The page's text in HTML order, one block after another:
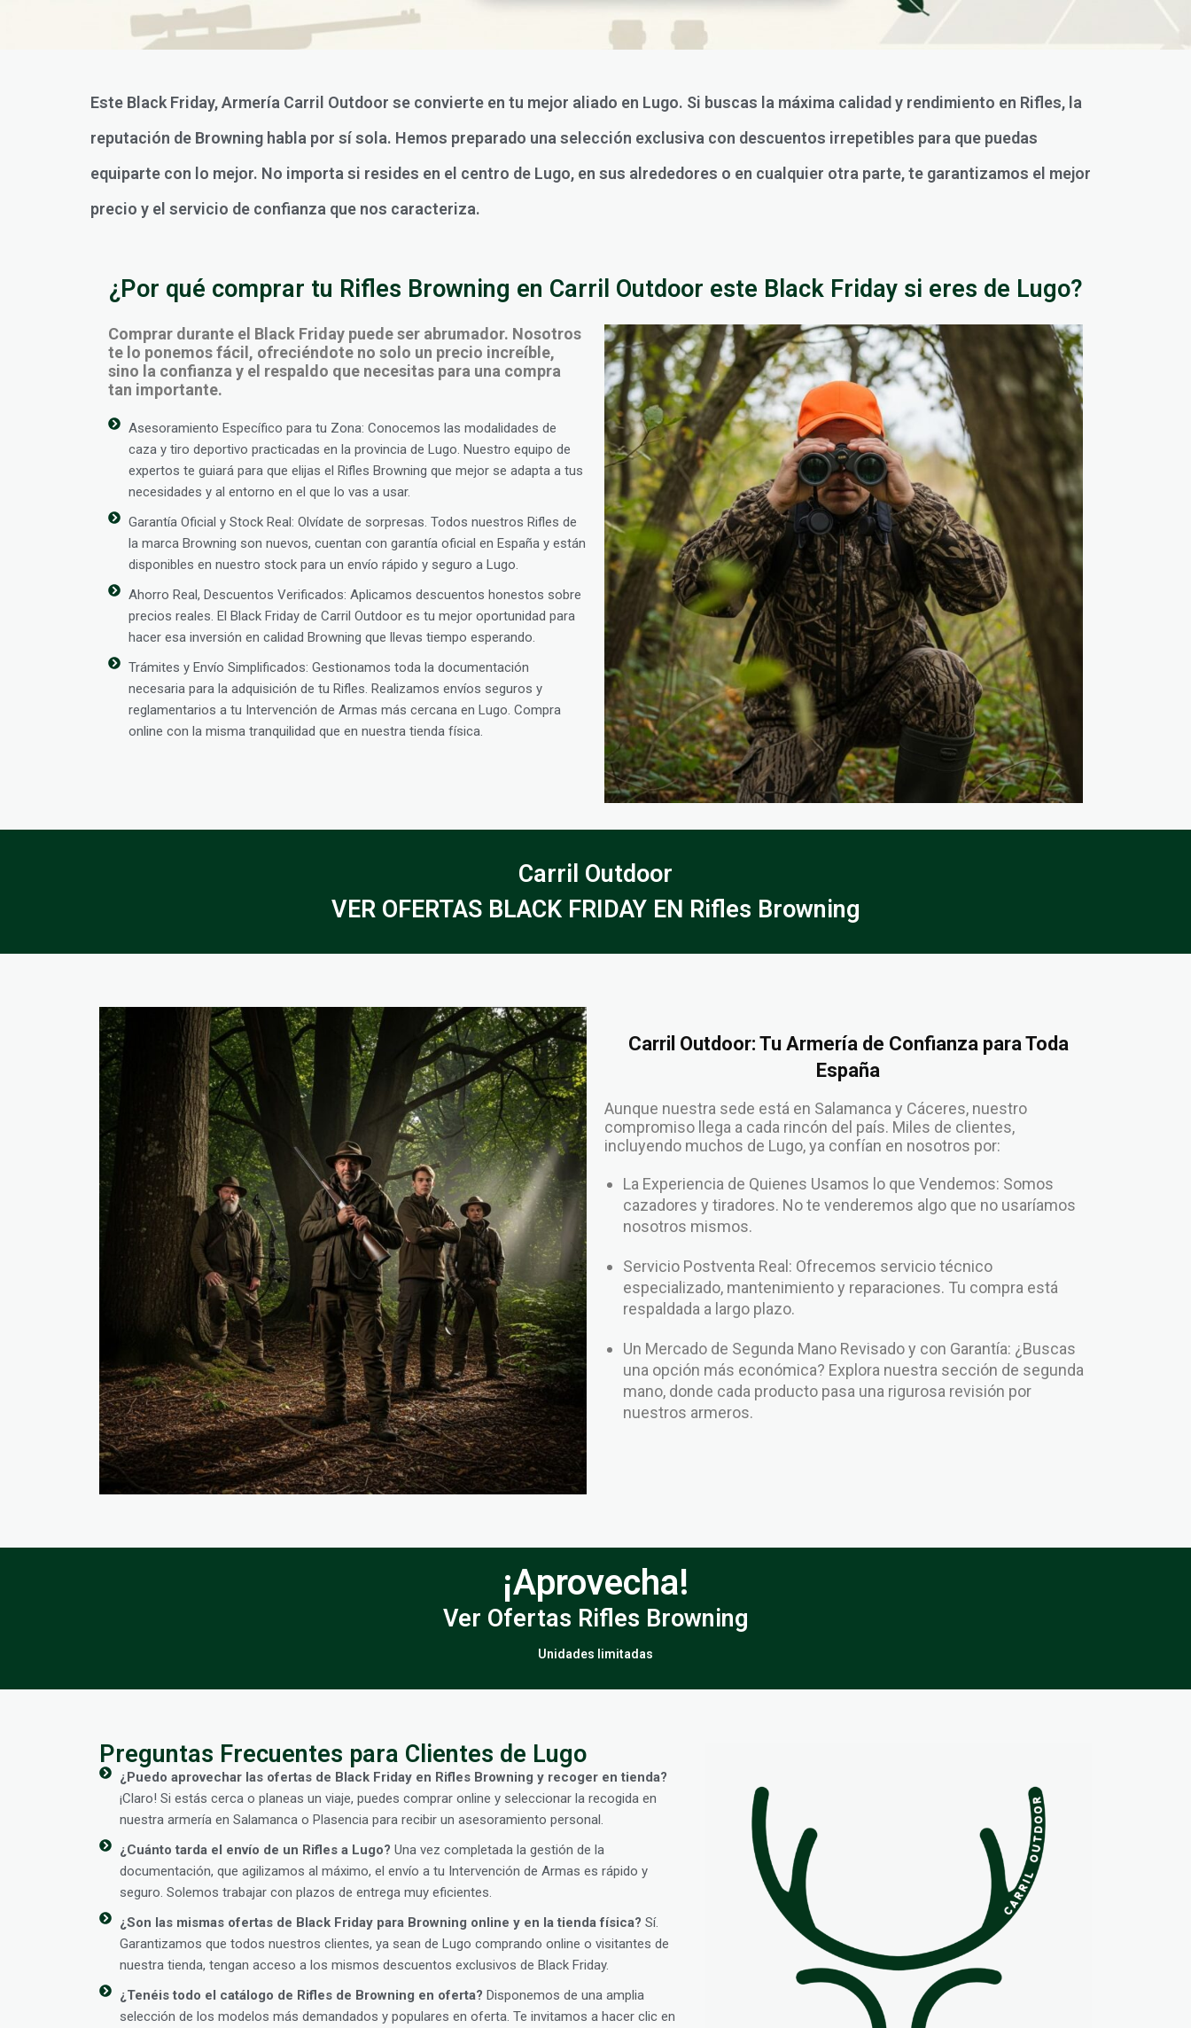
Este Black Friday, Armería Carril Outdoor se convierte en tu mejor aliado en Lugo. Si buscas la máxima calidad y rendimiento en Rifles, la
reputación de Browning habla por sí sola. Hemos preparado una selección exclusiva con descuentos irrepetibles para que puedas
equiparte con lo mejor. No importa si resides en el centro de Lugo, en sus alrededores o en cualquier otra parte, te garantizamos el mejor
precio y el servicio de confianza que nos caracteriza.
¿Por qué comprar tu Rifles Browning en Carril Outdoor este Black Friday si eres de Lugo?
Comprar durante el Black Friday puede ser abrumador. Nosotros
te lo ponemos fácil, ofreciéndote no solo un precio increíble,
sino la confianza y el respaldo que necesitas para una compra
tan importante.
Asesoramiento Específico para tu Zona: Conocemos las modalidades de
caza y tiro deportivo practicadas en la provincia de Lugo. Nuestro equipo de
expertos te guiará para que elijas el Rifles Browning que mejor se adapta a tus
necesidades y al entorno en el que lo vas a usar.
Garantía Oficial y Stock Real: Olvídate de sorpresas. Todos nuestros Rifles de
la marca Browning son nuevos, cuentan con garantía oficial en España y están
disponibles en nuestro stock para un envío rápido y seguro a Lugo.
Ahorro Real, Descuentos Verificados: Aplicamos descuentos honestos sobre
precios reales. El Black Friday de Carril Outdoor es tu mejor oportunidad para
hacer esa inversión en calidad Browning que llevas tiempo esperando.
Trámites y Envío Simplificados: Gestionamos toda la documentación
necesaria para la adquisición de tu Rifles. Realizamos envíos seguros y
reglamentarios a tu Intervención de Armas más cercana en Lugo. Compra
online con la misma tranquilidad que en nuestra tienda física.
Carril Outdoor
VER OFERTAS BLACK FRIDAY EN Rifles Browning
Carril Outdoor: Tu Armería de Confianza para Toda
España
Aunque nuestra sede está en Salamanca y Cáceres, nuestro
compromiso llega a cada rincón del país. Miles de clientes,
incluyendo muchos de Lugo, ya confían en nosotros por:
La Experiencia de Quienes Usamos lo que Vendemos: Somos
cazadores y tiradores. No te venderemos algo que no usaríamos
nosotros mismos.
Servicio Postventa Real: Ofrecemos servicio técnico
especializado, mantenimiento y reparaciones. Tu compra está
respaldada a largo plazo.
Un Mercado de Segunda Mano Revisado y con Garantía: ¿Buscas
una opción más económica? Explora nuestra sección de segunda
mano, donde cada producto pasa una rigurosa revisión por
nuestros armeros.
¡Aprovecha!
Ver Ofertas Rifles Browning
Unidades limitadas
Preguntas Frecuentes para Clientes de Lugo
¿Puedo aprovechar las ofertas de Black Friday en Rifles Browning y recoger en tienda?
¡Claro! Si estás cerca o planeas un viaje, puedes comprar online y seleccionar la recogida en
nuestra armería en Salamanca o Plasencia para recibir un asesoramiento personal.
¿Cuánto tarda el envío de un Rifles a Lugo? Una vez completada la gestión de la
documentación, que agilizamos al máximo, el envío a tu Intervención de Armas es rápido y
seguro. Solemos trabajar con plazos de entrega muy eficientes.
¿Son las mismas ofertas de Black Friday para Browning online y en la tienda física? Sí.
Garantizamos que todos nuestros clientes, ya sean de Lugo comprando online o visitantes de
nuestra tienda, tengan acceso a los mismos descuentos exclusivos de Black Friday.
¿Tenéis todo el catálogo de Rifles de Browning en oferta? Disponemos de una amplia
selección de los modelos más demandados y populares en oferta. Te invitamos a hacer clic en